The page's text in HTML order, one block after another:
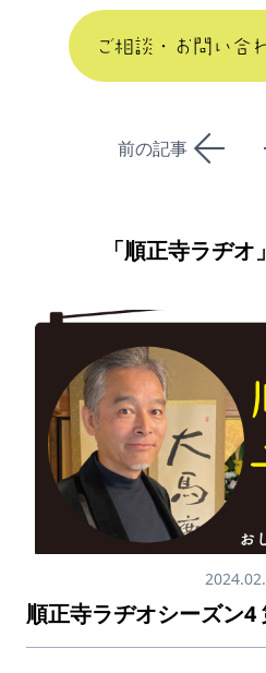
ご相談・お問い合
前の記事
「順正寺ラヂオ
順正寺ラヂオシーズン